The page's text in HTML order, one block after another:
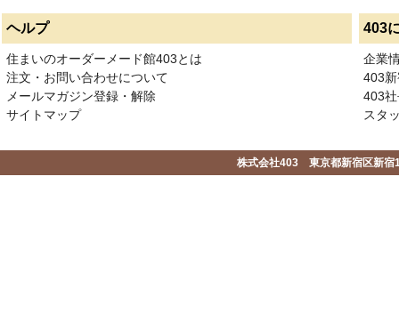
ヘルプ 403
住まいのオーダーメード館403とは
注文・お問い合わせについて
メールマガジン登録・解除
サイトマップ
企業
403
403
スタ
株式会社403 東京都新宿区新